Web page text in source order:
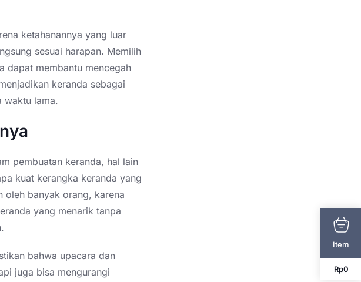
ketahanannya yang luar
sesuai harapan. Memilih
dapat membantu mencegah
keranda sebagai
waktu lama.
pembuatan keranda, hal lain
kuat kerangka keranda yang
oleh banyak orang, karena
yang menarik tanpa
bahwa upacara dan
juga bisa mengurangi
Item
Rp0